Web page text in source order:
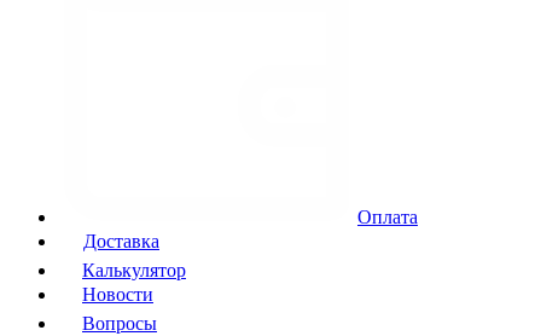
Оплата
Доставка
Калькулятор
Новости
Вопросы